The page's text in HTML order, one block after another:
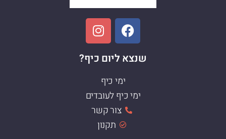
שנצא ליום כיף?
ימי כיף
ימי כיף לעובדים
צור קשר
תקנון